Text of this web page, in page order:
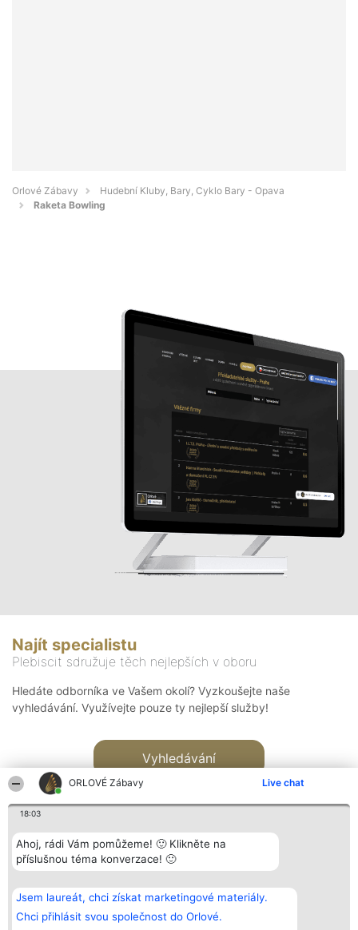
ORLOVÉ Zábavy Live chat
18:03
Ahoj, rádi Vám pomůžeme! 🙂 Klikněte na
příslušnou téma konverzace! 🙂
Jsem laureát, chci získat marketingové materiály.
Chci přihlásit svou společnost do Orlové.
Orlové Zábavy
Hudební Kluby, Bary, Cyklo Bary - Opava
Raketa Bowling
Najít specialistu
Plebiscit sdružuje těch nejlepších v oboru
Hledáte odborníka ve Vašem okolí? Vyzkoušejte naše
vyhledávání. Využívejte pouze ty nejlepší služby!
Vyhledávání
Bright Side Solutions sp. z o.
o. sp. k.
ul. Ruska 22
Wrocław 50-079
Vítězové
Seznam všech
laureátů
Zásady
Kontakt